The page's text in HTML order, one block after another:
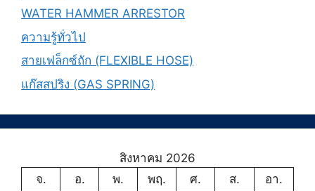
WATER HAMMER ARRESTOR
ความรู้ทั่วไป
สายเฟล็กซ์ถัก (FLEXIBLE HOSE)
แก๊สสปริง (GAS SPRING)
สิงหาคม 2026
จ.
อ. พ. พฤ. ศ. ส.
อา.